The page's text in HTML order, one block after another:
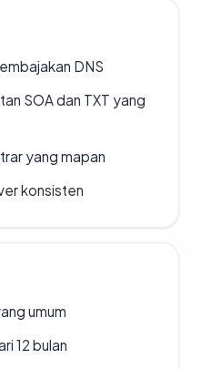
DNS
SOA dan TXT yang
yang mapan
konsisten
umum
12 bulan